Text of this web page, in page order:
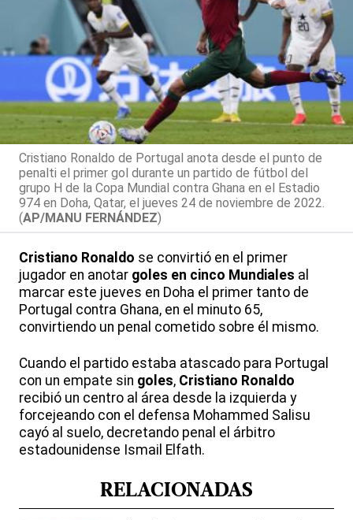
Cristiano Ronaldo de Portugal anota desde el punto de
penalti el primer gol durante un partido de fútbol del
grupo H de la Copa Mundial contra Ghana en el Estadio
974 en Doha, Qatar, el jueves 24 de noviembre de 2022.
(AP/MANU FERNÁNDEZ)
Cristiano Ronaldo se convirtió en el primer
jugador en anotar goles en cinco Mundiales al
marcar este jueves en Doha el primer tanto de
Portugal contra Ghana, en el minuto 65,
convirtiendo un penal cometido sobre él mismo.
Cuando el partido estaba atascado para Portugal
con un empate sin goles, Cristiano Ronaldo
recibió un centro al área desde la izquierda y
forcejeando con el defensa Mohammed Salisu
cayó al suelo, decretando penal el árbitro
estadounidense Ismail Elfath.
RELACIONADAS